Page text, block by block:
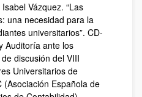
Vázquez. “Las
una necesidad para la
universitarios”. CD-
Auditoría ante los
discusión del VIII
Universitarios de
(Asociación Española de